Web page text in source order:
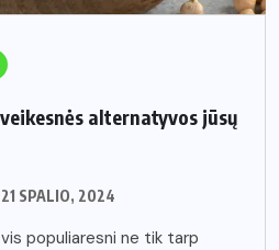
alternatyvos jūsų
21 SPALIO, 2024
populiaresni ne tik tarp